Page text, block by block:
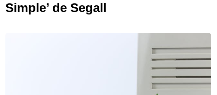
Simple’ de Segall